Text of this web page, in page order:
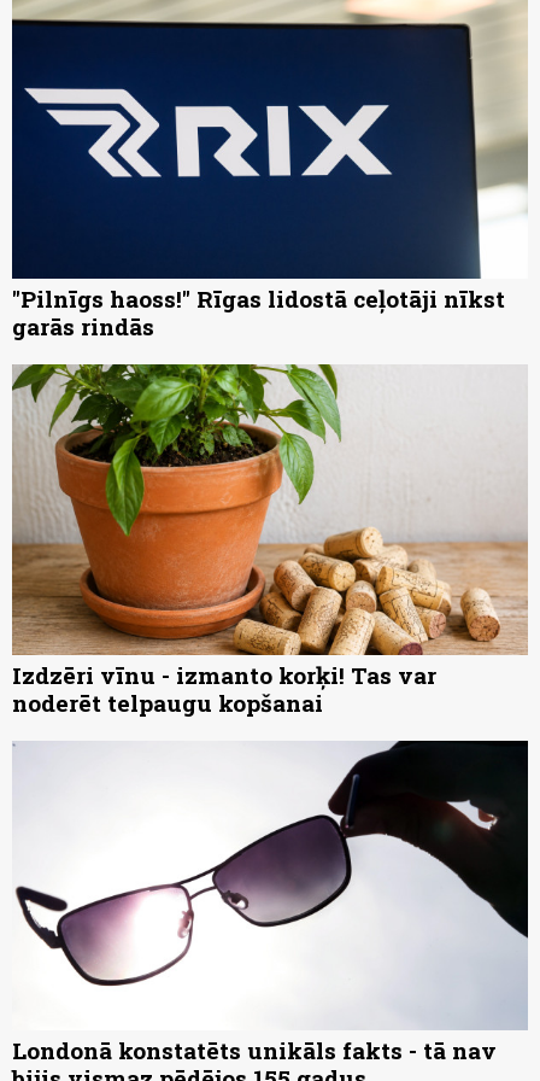
"Pilnīgs haoss!" Rīgas lidostā ceļotāji nīkst
garās rindās
Izdzēri vīnu - izmanto korķi! Tas var
noderēt telpaugu kopšanai
Londonā konstatēts unikāls fakts - tā nav